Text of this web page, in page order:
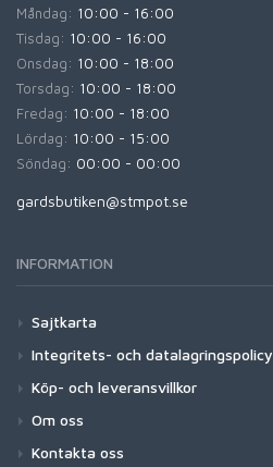
Måndag: 10:00 - 16:00
Tisdag: 10:00 - 16:00
Onsdag: 10:00 - 18:00
Torsdag: 10:00 - 18:00
Fredag: 10:00 - 18:00
Lördag: 10:00 - 15:00
Söndag: 00:00 - 00:00
gardsbutiken@stmpot.se
INFORMATION
Sajtkarta
Integritets- och datalagringspolicy
Köp- och leveransvillkor
Om oss
Kontakta oss